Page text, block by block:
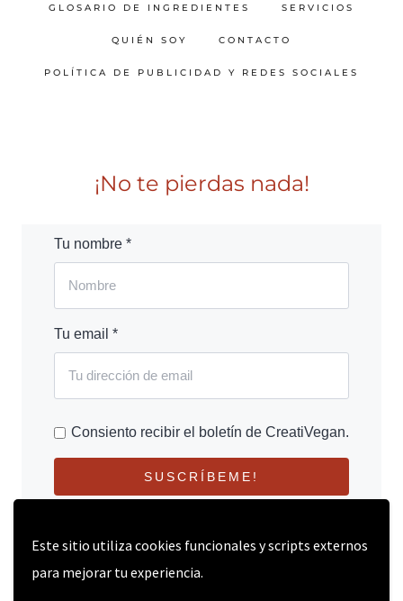
Este sitio utiliza cookies funcionales y scripts externos
para mejorar tu experiencia.
GLOSARIO DE INGREDIENTES SERVICIOS
QUIÉN SOY CONTACTO
POLÍTICA DE PUBLICIDAD Y REDES SOCIALES
¡No te pierdas nada!
Tu nombre *
Tu email *
Consiento recibir el boletín de CreatiVegan.
SUSCRÍBEME!